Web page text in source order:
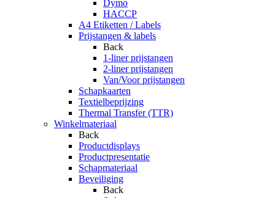
Dymo
HACCP
A4 Etiketten / Labels
Prijstangen & labels
Back
1-liner prijstangen
2-liner prijstangen
Van/Voor prijstangen
Schapkaarten
Textielbeprijzing
Thermal Transfer (TTR)
Winkelmateriaal
Back
Productdisplays
Productpresentatie
Schapmateriaal
Beveiliging
Back